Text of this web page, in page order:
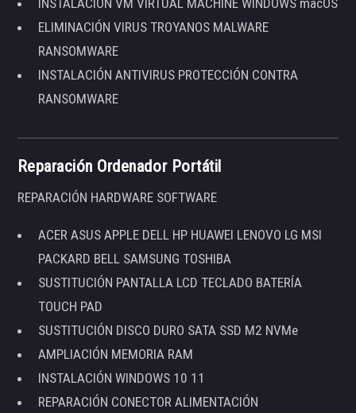
ELIMINACIÓN VIRUS TROYANOS MALWARE
RANSOMWARE
INSTALACIÓN ANTIVIRUS PROTECCIÓN CONTRA
RANSOMWARE
Reparación Ordenador Portátil
REPARACIÓN HARDWARE SOFTWARE
ACER ASUS APPLE DELL HP HUAWEI LENOVO LG MSI
PACKARD BELL SAMSUNG TOSHIBA
SUSTITUCIÓN PANTALLA LCD TECLADO BATERÍA
TOUCH PAD
SUSTITUCIÓN DISCO DURO SATA SSD M2 NVMe
AMPLIACIÓN MEMORIA RAM
INSTALACIÓN WINDOWS 10 11
REPARACIÓN CONECTOR ALIMENTACIÓN